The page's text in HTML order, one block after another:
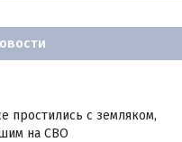
простились с земляком,
на СВО